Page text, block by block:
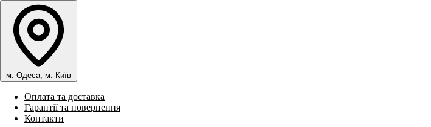
м. Одеса, м. Київ
Оплата та доставка
Гарантії та повернення
Контакти